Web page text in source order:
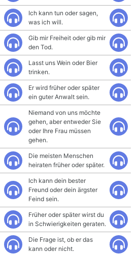
Ich kann tun oder sagen,
was ich will.
Gib mir Freiheit oder gib mir
den Tod.
Lasst uns Wein oder Bier
trinken.
Er wird früher oder später
ein guter Anwalt sein.
Niemand von uns möchte
gehen, aber entweder Sie
oder Ihre Frau müssen
gehen.
Die meisten Menschen
heiraten früher oder später.
Ich kann dein bester
Freund oder dein ärgster
Feind sein.
Früher oder später wirst du
in Schwierigkeiten geraten.
Die Frage ist, ob er das
kann oder nicht.